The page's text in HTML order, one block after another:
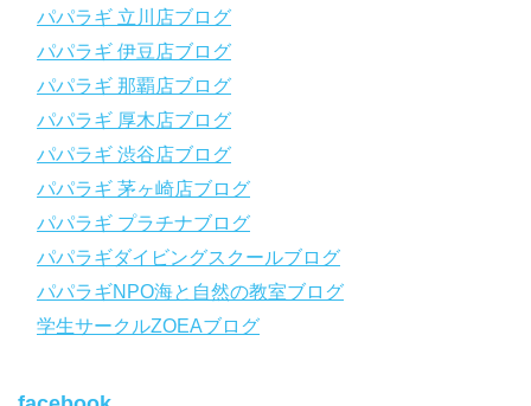
https://www.papalagi.co.jp/lp/line_registration/.
＿＿＿＿＿＿＿＿＿＿＿＿＿＿＿＿＿＿＿＿＿＿＿＿＿＿＿＿
https://www.papalagi.co.jp/lp/line_registration/.
YouTubeで言えない話をこっそり配信
◆ライセンス取得の前に知っておきたい情報満載の動画はコチラ
https://youtu.be/UBiZ64WlU7c?si=I5rkY-mkfTCxZVn7
◆ライセンス取得コースについて知りたい方はコチラ
ode
【パパラギダイビングスクール ホームページ】
https://www.papalagi.co.jp
旬な海の情報はコチラから！
パパラギ 立川店ブログ
パパラギ 伊豆店ブログ
パパラギ 那覇店ブログ
パパラギ 厚木店ブログ
パパラギ 渋谷店ブログ
パパラギ 茅ヶ崎店ブログ
パパラギ プラチナブログ
パパラギダイビングスクールブログ
パパラギNPO海と自然の教室ブログ
学生サークルZOEAブログ